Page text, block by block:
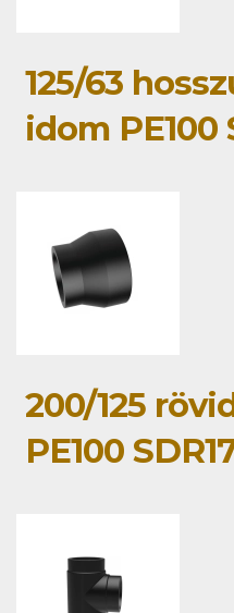
125/63
idom PE100
200/125
PE100